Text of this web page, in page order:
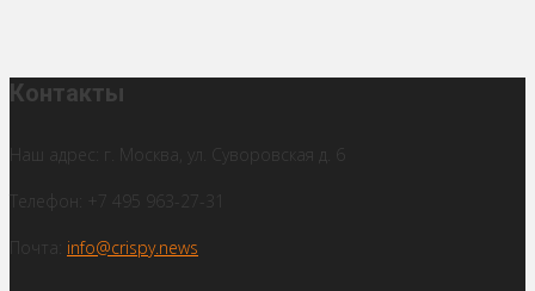
Контакты
Наш адрес: г. Москва, ул. Суворовская д. 6
Телефон: +7 495 963-27-31
Почта: info@crispy.news